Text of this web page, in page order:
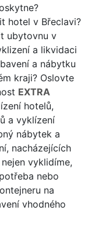
hotel v Břeclavi?
ubytovnu v
a likvidaci
a nábytku
kraji? Oslovte
EXTRA
hotelů,
a vyklízení
nábytek a
nacházejících
vyklidíme,
nebo
na
vhodného